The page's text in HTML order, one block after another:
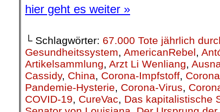
hier geht es weiter »
└ Schlagwörter: 67.000 Tote jährlich
Gesundheitssystem, AmericanRebel,
Artikelsammlung, Arzt Li Wenliang,
Cassidy, China, Corona-Impfstoff,
Pandemie-Hysterie, Corona-Virus,
COVID-19, CureVac, Das kapitalistische